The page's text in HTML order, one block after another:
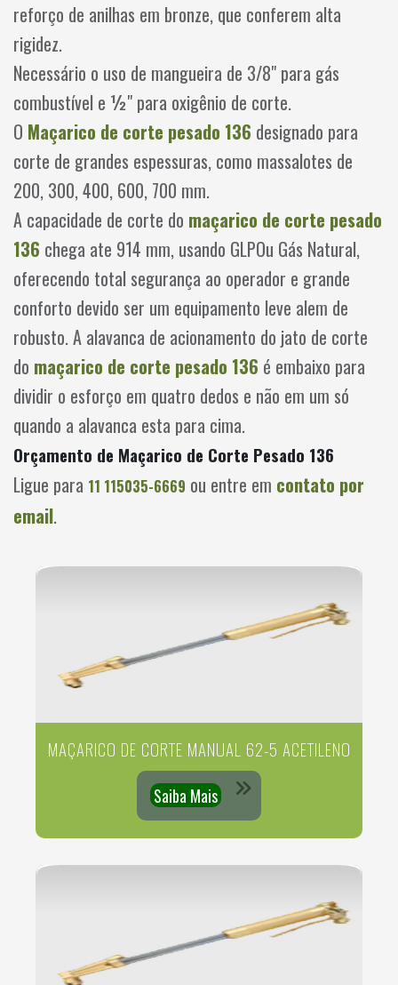
reforço de anilhas em bronze, que conferem alta
rigidez.
Necessário o uso de mangueira de 3/8" para gás
combustível e ½" para oxigênio de corte.
O Maçarico de corte pesado 136 designado para
corte de grandes espessuras, como massalotes de
200, 300, 400, 600, 700 mm.
A capacidade de corte do maçarico de corte pesado
136 chega ate 914 mm, usando GLPOu Gás Natural,
oferecendo total segurança ao operador e grande
conforto devido ser um equipamento leve alem de
robusto. A alavanca de acionamento do jato de corte
do maçarico de corte pesado 136 é embaixo para
dividir o esforço em quatro dedos e não em um só
quando a alavanca esta para cima.
Orçamento de Maçarico de Corte Pesado 136
Ligue para 11 115035-6669 ou entre em contato por
email.
MAÇARICO DE CORTE MANUAL 62-5 ACETILENO
Saiba Mais